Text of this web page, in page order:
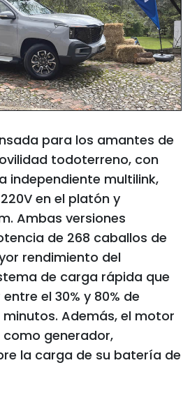
para los amantes de
todoterreno, con
independiente multilink,
en el platón y
Ambas versiones
de 268 caballos de
rendimiento del
de carga rápida que
el 30% y 80% de
Además, el motor
generador,
la carga de su batería de